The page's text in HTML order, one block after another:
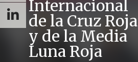
Internacional
de la Cruz Roja
y de la Media
Luna Roja